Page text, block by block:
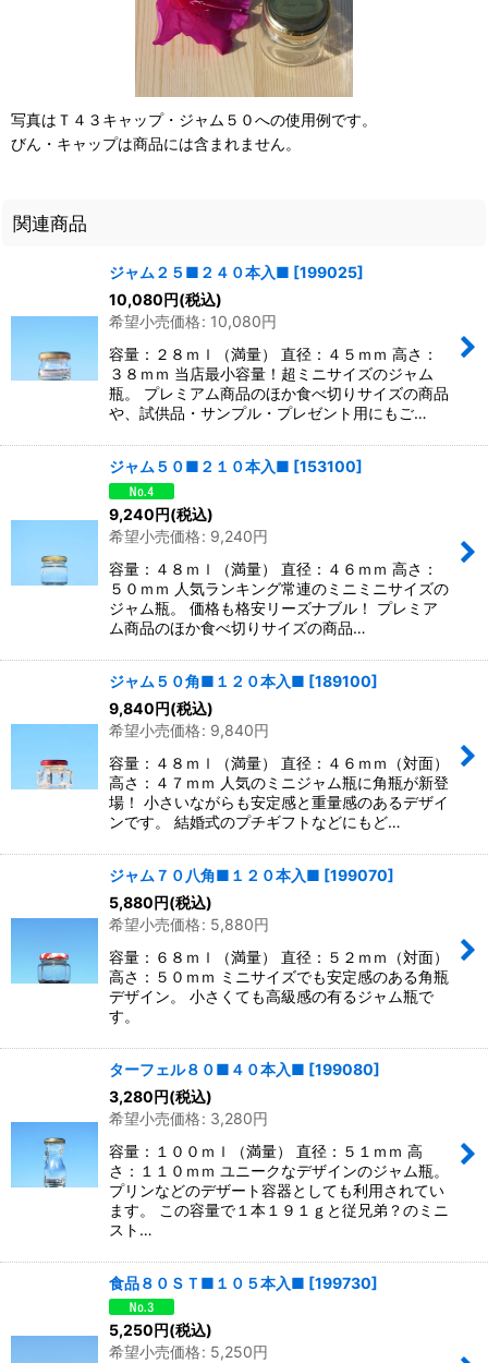
写真はＴ４３キャップ・ジャム５０への使用例です。
びん・キャップは商品には含まれません。
関連商品
ジャム２５■２４０本入■ [199025]
10,080円(税込)
希望小売価格: 10,080円
容量：２８ｍｌ（満量） 直径：４５ｍｍ 高さ：
３８ｍｍ 当店最小容量！超ミニサイズのジャム
瓶。 プレミアム商品のほか食べ切りサイズの商品
や、試供品・サンプル・プレゼント用にもご…
ジャム５０■２１０本入■ [153100]
9,240円(税込)
希望小売価格: 9,240円
容量：４８ｍｌ（満量） 直径：４６ｍｍ 高さ：
５０ｍｍ 人気ランキング常連のミニミニサイズの
ジャム瓶。 価格も格安リーズナブル！ プレミア
ム商品のほか食べ切りサイズの商品…
ジャム５０角■１２０本入■ [189100]
9,840円(税込)
希望小売価格: 9,840円
容量：４８ｍｌ（満量） 直径：４６ｍｍ（対面）
高さ：４７ｍｍ 人気のミニジャム瓶に角瓶が新登
場！ 小さいながらも安定感と重量感のあるデザイ
ンです。 結婚式のプチギフトなどにもど…
ジャム７０八角■１２０本入■ [199070]
5,880円(税込)
希望小売価格: 5,880円
容量：６８ｍｌ（満量） 直径：５２ｍｍ（対面）
高さ：５０ｍｍ ミニサイズでも安定感のある角瓶
デザイン。 小さくても高級感の有るジャム瓶で
す。
ターフェル８０■４０本入■ [199080]
3,280円(税込)
希望小売価格: 3,280円
容量：１００ｍｌ（満量） 直径：５１ｍｍ 高
さ：１１０ｍｍ ユニークなデザインのジャム瓶。
プリンなどのデザート容器としても利用されてい
ます。 この容量で１本１９１ｇと従兄弟？のミニ
スト…
食品８０ＳＴ■１０５本入■ [199730]
5,250円(税込)
希望小売価格: 5,250円